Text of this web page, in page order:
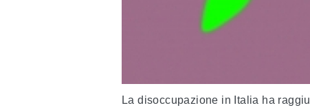
La disoccupazione in Italia ha